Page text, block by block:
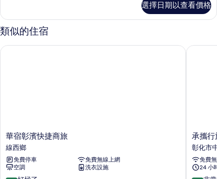
的
所
有
相
雙
人
房
詳
選擇日期以查看價格
類似的住宿
華
宿
彰
濱
快
華宿彰濱快捷商旅
線西鄉
免費停車
免費無線上網
空調
洗衣設施
華宿彰濱快捷商旅
承
攜
行
旅
彰
承攜
彰化市
免費
24 小
承攜行